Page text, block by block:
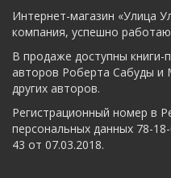
Интернет-магазин «Улица
компания, успешно
В продаже доступны
авторов Роберта Сабуды и
других авторов.
Регистрационный номер в
персональных данных 78-
43 от 07.03.2018.